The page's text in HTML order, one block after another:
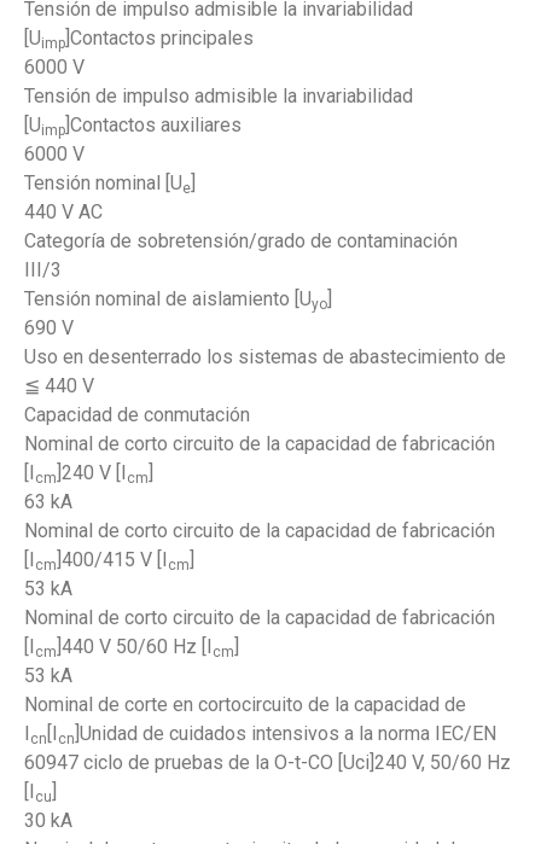
Tensión de impulso admisible la invariabilidad
[Uimp ]Contactos principales
6000 V
Tensión de impulso admisible la invariabilidad
[Uimp ]Contactos auxiliares
6000 V
Tensión nominal [Ue
440 V AC
Categoría de sobretensión/grado de contaminación
III/3
Tensión nominal de aislamiento [Uyo
690 V
Uso en desenterrado los sistemas de abastecimiento de
≦ 440 V
Capacidad de conmutación
Nominal de corto circuito de la capacidad de fabricación
[I cm ]240 V [I cm
63 kA
Nominal de corto circuito de la capacidad de fabricación
[I cm ]400/415 V [I cm
53 kA
Nominal de corto circuito de la capacidad de fabricación
[I cm ]440 V 50/60 Hz [I cm
53 kA
Nominal de corte en cortocircuito de la capacidad de
I cn [I cn ]Unidad de cuidados intensivos a la norma IEC/EN
60947 ciclo de pruebas de la O-t-CO [Uci]240 V, 50/60 Hz
[I cu
30 kA